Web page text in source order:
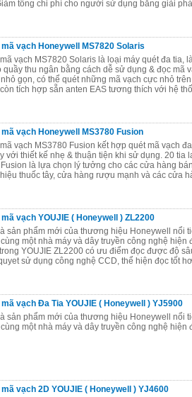
tổng chi phí cho người sử dụng bằng giải
mã vạch Honeywell MS7820 Solaris
vạch MS7820 Solaris là loại máy quét đa tia,
quầy thu ngân bằng cách dễ sử dụng & đọc mã
gọn, có thể quét những mã vạch cực nhỏ
tích hợp sẵn anten EAS tương thích với hệ
mã vạch Honeywell MS3780 Fusion
vạch MS3780 Fusion kết hợp quét mã vạch
với thiết kế nhẹ & thuận tiện khi sử dụng. 20 tia
là lựa chọn lý tưởng cho các cửa hàng
thuốc tây, cửa hàng rượu mạnh và các cửa
mã vạch YOUJIE ( Honeywell ) ZL2200
sản phẩm mới của thương hiệu Honeywell nổi
một nhà máy và dây truyền công nghệ hiện
YOUJIE ZL2200 có ưu điểm đọc được độ
sử dụng công nghệ CCD, thể hiện đọc tốt
mã vạch Đa Tia YOUJIE ( Honeywell ) YJ5900
sản phẩm mới của thương hiệu Honeywell nổi
một nhà máy và dây truyền công nghệ hiện
mã vạch 2D YOUJIE ( Honeywell ) YJ4600